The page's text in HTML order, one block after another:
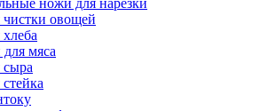
ножи для нарезки
овощей
мяса